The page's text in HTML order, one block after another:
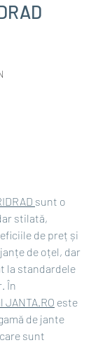
sunt o
stilată,
de preț și
de oțel, dar
la standardele
În
este
de jante
sunt